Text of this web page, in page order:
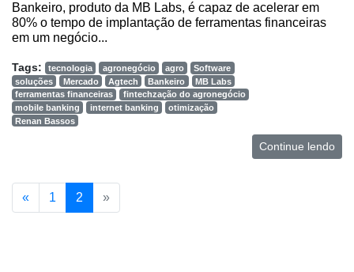
Bankeiro, produto da MB Labs, é capaz de acelerar em
80% o tempo de implantação de ferramentas financeiras
em um negócio...
Tags: tecnologia agronegócio agro
Software
soluções
Mercado Agtech Bankeiro
MB Labs
ferramentas financeiras
fintechzação do agronegócio
mobile banking
internet banking
otimização
Renan Bassos
Continue lendo
« 1 2 »